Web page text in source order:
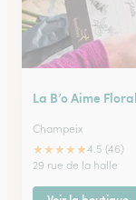
La B’o Aime Floral
Champeix
★★★★★4.5 (46)
29 rue de la halle